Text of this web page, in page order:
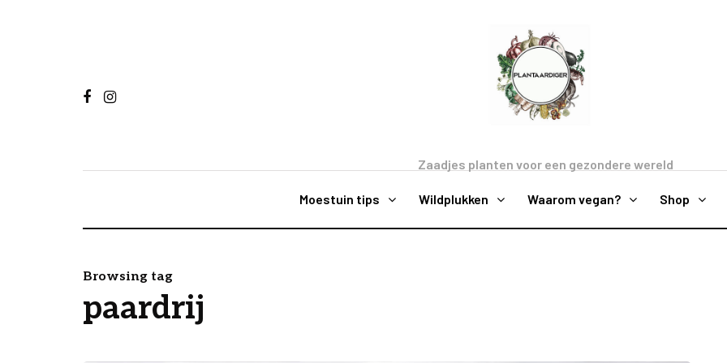
Zaadjes planten voor een gezondere wereld
Moestuin tips Wildplukken Waarom vegan? Shop
Browsing tag
paardrij